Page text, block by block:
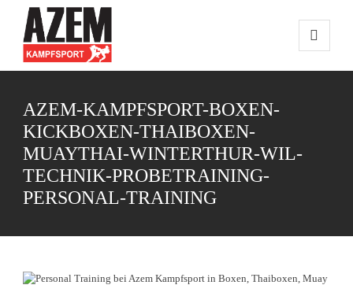
AZEM-KAMPFSPORT-BOXEN-
KICKBOXEN-THAIBOXEN-
MUAYTHAI-WINTERTHUR-WIL-
TECHNIK-PROBETRAINING-
PERSONAL-TRAINING